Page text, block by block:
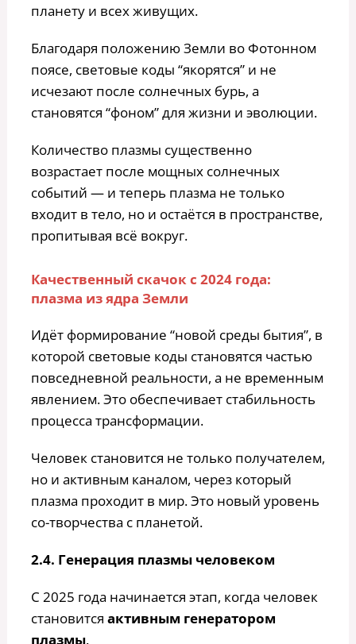
планету и всех живущих.
Благодаря положению Земли во Фотонном
поясе, световые коды “якорятся” и не
исчезают после солнечных бурь, а
становятся “фоном” для жизни и эволюции.
Количество плазмы существенно
возрастает после мощных солнечных
событий — и теперь плазма не только
входит в тело, но и остаётся в пространстве,
пропитывая всё вокруг.
Качественный скачок с 2024 года:
плазма из ядра Земли
Идёт формирование “новой среды бытия”, в
которой световые коды становятся частью
повседневной реальности, а не временным
явлением. Это обеспечивает стабильность
процесса трансформации.
Человек становится не только получателем,
но и активным каналом, через который
плазма проходит в мир. Это новый уровень
со-творчества с планетой.
2.4. Генерация плазмы человеком
С 2025 года начинается этап, когда человек
становится активным генератором
плазмы.